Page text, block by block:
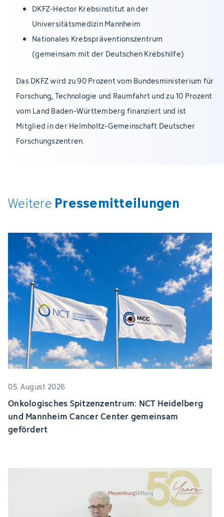
DKFZ-Hector Krebsinstitut an der
Universitätsmedizin Mannheim
Nationales Krebspräventionszentrum
(gemeinsam mit der Deutschen Krebshilfe)
Das DKFZ wird zu 90 Prozent vom Bundesministerium für
Forschung, Technologie und Raumfahrt und zu 10 Prozent
vom Land Baden-Württemberg finanziert und ist
Mitglied in der Helmholtz-Gemeinschaft Deutscher
Forschungszentren.
Weitere Pressemitteilungen
05. August 2026
Onkologisches Spitzenzentrum: NCT Heidelberg
und Mannheim Cancer Center gemeinsam
gefördert